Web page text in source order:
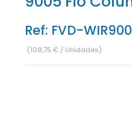
Ref: FVD-
(108,75 € / Unidades)